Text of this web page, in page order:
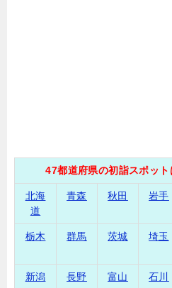
47都道府県の初詣スポット
北海
道
青森 秋田 岩手
栃木 群馬 茨城 埼玉
新潟 長野 富山 石川